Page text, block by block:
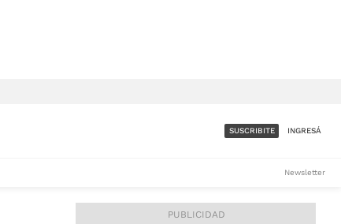
ACCESO FULL - $1.800/MES
SUSCRIBITE INGRESÁ
Newsletter